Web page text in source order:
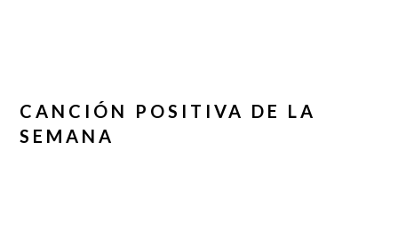
CANCIÓN POSITIVA DE LA
SEMANA